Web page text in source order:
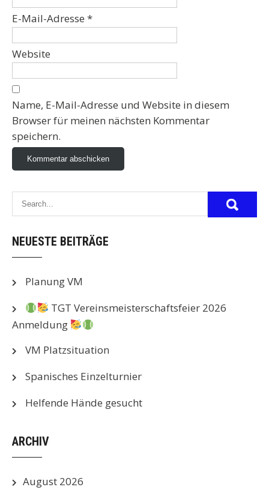
E-Mail-Adresse *
Website
Name, E-Mail-Adresse und Website in diesem
Browser für meinen nächsten Kommentar
speichern.
NEUESTE BEITRÄGE
Planung VM
TGT Vereinsmeisterschaftsfeier 2026
Anmeldung
VM Platzsituation
Spanisches Einzelturnier
Helfende Hände gesucht
ARCHIV
August 2026